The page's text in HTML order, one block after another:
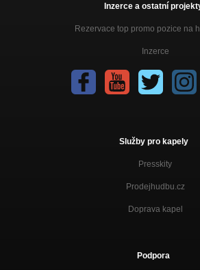
Inzerce a ostatní
Rezervace top promo pozice na
Inzerce
Služby pro kapely
Presskity
Prodejhudbu.cz
Doprava kapel
Podpora